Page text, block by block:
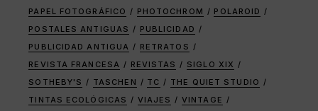
PAPEL FOTOGRÁFICO
PHOTOCHROM
POLAROID
POSTALES ANTIGUAS
PUBLICIDAD
PUBLICIDAD ANTIGUA
RETRATOS
REVISTA FRANCESA
REVISTAS
SIGLO XIX
SOTHEBY'S
TASCHEN TC
THE QUIET STUDIO
TINTAS ECOLÓGICAS
VIAJES
VINTAGE